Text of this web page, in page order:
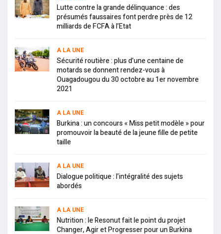
Lutte contre la grande délinquance : des
présumés faussaires font perdre près de 12
milliards de FCFA à l’Etat
A LA UNE
Sécurité routière : plus d’une centaine de
motards se donnent rendez-vous à
Ouagadougou du 30 octobre au 1er novembre
2021
A LA UNE
Burkina : un concours « Miss petit modèle » pour
promouvoir la beauté de la jeune fille de petite
taille
A LA UNE
Dialogue politique : l’intégralité des sujets
abordés
A LA UNE
Nutrition : le Resonut fait le point du projet
Changer, Agir et Progresser pour un Burkina